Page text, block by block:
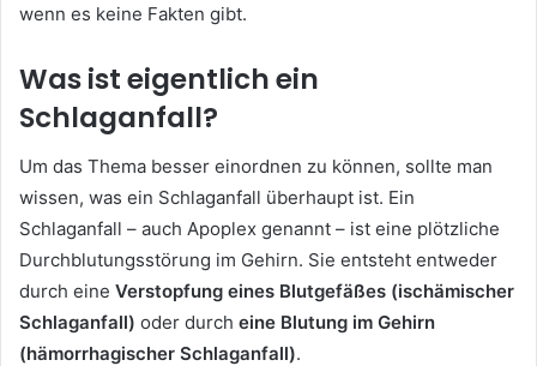
wenn es keine Fakten gibt.
Was ist eigentlich ein
Schlaganfall?
Um das Thema besser einordnen zu können, sollte man
wissen, was ein Schlaganfall überhaupt ist. Ein
Schlaganfall – auch Apoplex genannt – ist eine plötzliche
Durchblutungsstörung im Gehirn. Sie entsteht entweder
durch eine Verstopfung eines Blutgefäßes (ischämischer
Schlaganfall) oder durch eine Blutung im Gehirn
(hämorrhagischer Schlaganfall).